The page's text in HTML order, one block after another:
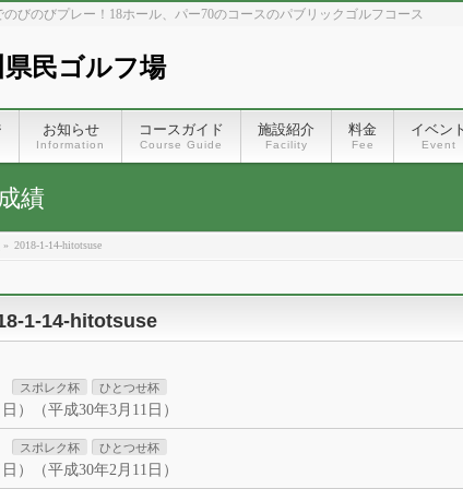
びのびプレー！18ホール、パー70のコースのパブリックゴルフコース
民ゴルフ場
お知らせ
Information
コースガイド
Course Guide
施設紹介
Facility
料金
Fee
イベント
Event
績
» 2018-1-14-hitotsuse
1-14-hitotsuse
スポレク杯 ひとつせ杯
）（平成30年3月11日）
スポレク杯 ひとつせ杯
）（平成30年2月11日）